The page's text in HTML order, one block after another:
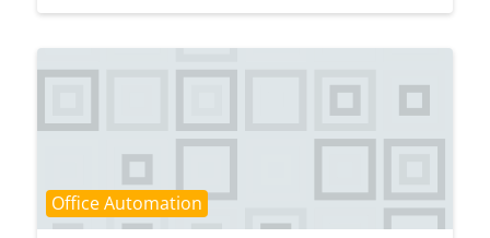
Course category
Office Automation